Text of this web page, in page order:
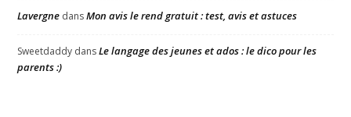
Lavergne dansMon avis le rend gratuit : test, avis et astuces
Sweetdaddy dansLe langage des jeunes et ados : le dico pour les
parents :)